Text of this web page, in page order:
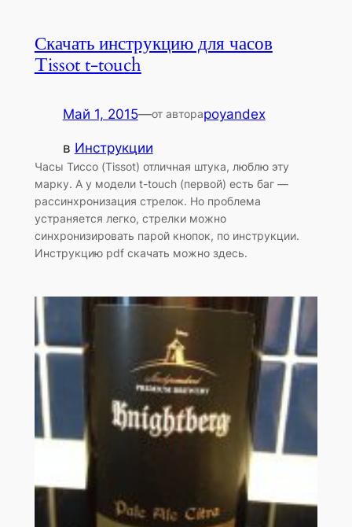
Скачать инструкцию для часов
Tissot t-touch
Май 1, 2015—от автораpoyandex
в Инструкции
Часы Тиссо (Tissot) отличная штука, люблю эту
марку. А у модели t-touch (первой) есть баг —
рассинхронизация стрелок. Но проблема
устраняется легко, стрелки можно
синхронизировать парой кнопок, по инструкции.
Инструкцию pdf скачать можно здесь.